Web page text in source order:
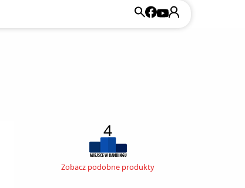
4
Zobacz podobne produkty